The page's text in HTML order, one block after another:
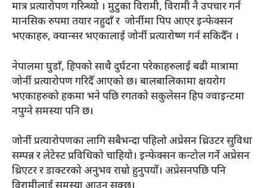
मात्र प्रत्यारोपण गरिन्थ्यो । मुटुका विरामी, विरामी नै उपचार गर्न
मानसिक रुपमा तयार नहुदाँ र जोर्नीमा पिप आएर इन्फेक्सन
भएकाहरु, क्यान्सर भएकालाई जोर्नी प्रत्यारोष्ण गर्न सकिदैँन ।
नेपालमा घुडाँ, हिपको साथै दुर्घटना परेकाहरुलाई बढी मात्रामा
जोर्नी प्रत्यारोपण गरिदैँ आएको छ। बालबालिकामा क्षयरोग
भएकाहरुको हकमा भने पछि रगतको सकुलेसन हिप ज्वाइन्टमा
नपुग्ने समस्या पनि छ।
जोर्नी प्रत्यारोपणका लागि सबैभन्दा पहिलो अप्रेसन थ्रिउटर सुविधा
सम्पन्न र लेटेस्ट प्रविधिको चाहियो। इन्फेक्सन कन्टोल गर्ने अप्रेसन
थ्रिएटर र डाक्टरको अनुभव राम्रो हुनुपर्यो। अप्रेसनपछि पनि